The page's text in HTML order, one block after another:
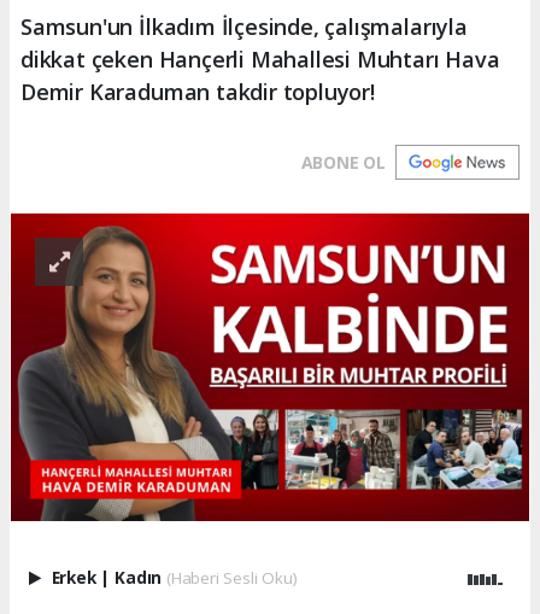
Samsun'un İlkadım İlçesinde, çalışmalarıyla
dikkat çeken Hançerli Mahallesi Muhtarı Hava
Demir Karaduman takdir topluyor!
ABONE OL
Erkek | Kadın (Haberi Sesli Oku)